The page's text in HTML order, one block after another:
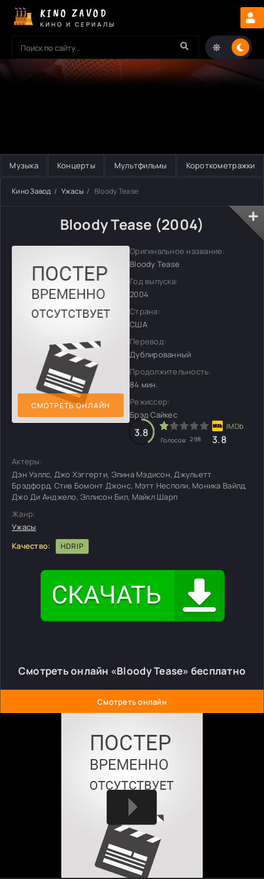
KINO ZAVOD
КИНО И СЕРИАЛЫ
Музыка Концерты Мультфильмы Короткометражки
Кино Завод Ужасы Bloody Tease
Bloody Tease (2004)
СМОТРЕТЬ ОНЛАЙН
Оригинальное название:
Bloody Tease
Год выпуска:
2004
Страна:
США
Перевод:
Дублированный
Продолжительность:
84 мин.
Режиссер:
Брэд Сайкес
3.8
Голосов: 298 3.8
Актеры:
Дэн Уэллс, Джо Хэггерти, Элина Мэдисон, Джульетт
Брэдфорд, Стив Бомонт Джонс, Мэтт Несполи, Моника Вайлд,
Джо Ди Анджело, Эллисон Бил, Майкл Шарп
Жанр:
Ужасы
Качество:
HDRIP
Смотреть онлайн «Bloody Tease» бесплатно
Смотреть онлайн